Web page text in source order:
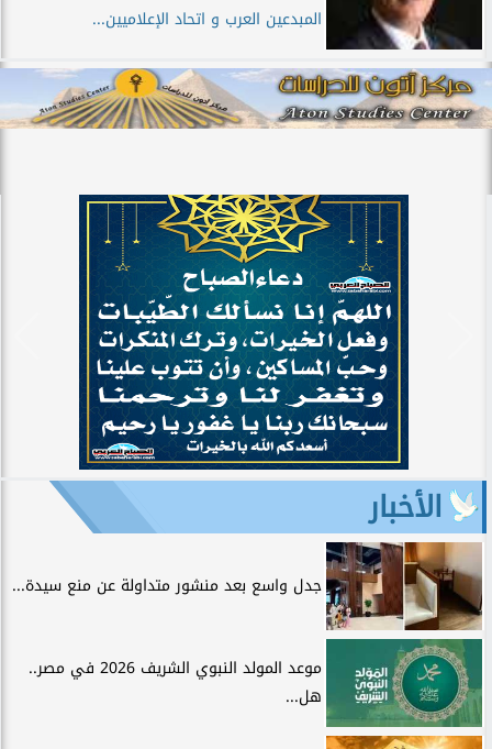
المبدعين العرب و اتحاد الإعلاميين...
الأخبار
جدل واسع بعد منشور متداولة عن منع سيدة...
موعد المولد النبوي الشريف 2026 في مصر..
هل...